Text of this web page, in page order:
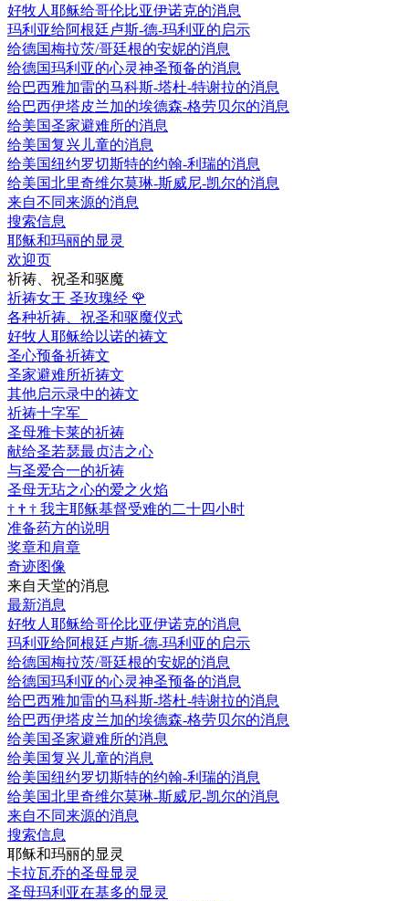
好牧人耶稣给哥伦比亚伊诺克的消息
玛利亚给阿根廷卢斯-德-玛利亚的启示
给德国梅拉茨/哥廷根的安妮的消息
给德国玛利亚的心灵神圣预备的消息
给巴西雅加雷的马科斯-塔杜-特谢拉的消息
给巴西伊塔皮兰加的埃德森-格劳贝尔的消息
给美国圣家避难所的消息
给美国复兴儿童的消息
给美国纽约罗切斯特的约翰-利瑞的消息
给美国北里奇维尔莫琳-斯威尼-凯尔的消息
来自不同来源的消息
搜索信息
耶稣和玛丽的显灵
欢迎页
祈祷、祝圣和驱魔
祈祷女王 圣玫瑰经 🌹
各种祈祷、祝圣和驱魔仪式
好牧人耶稣给以诺的祷文
圣心预备祈祷文
圣家避难所祈祷文
其他启示录中的祷文
祈祷十字军
圣母雅卡莱的祈祷
献给圣若瑟最贞洁之心
与圣爱合一的祈祷
圣母无玷之心的爱之火焰
† † † 我主耶稣基督受难的二十四小时
准备药方的说明
奖章和肩章
奇迹图像
来自天堂的消息
最新消息
好牧人耶稣给哥伦比亚伊诺克的消息
玛利亚给阿根廷卢斯-德-玛利亚的启示
给德国梅拉茨/哥廷根的安妮的消息
给德国玛利亚的心灵神圣预备的消息
给巴西雅加雷的马科斯-塔杜-特谢拉的消息
给巴西伊塔皮兰加的埃德森-格劳贝尔的消息
给美国圣家避难所的消息
给美国复兴儿童的消息
给美国纽约罗切斯特的约翰-利瑞的消息
给美国北里奇维尔莫琳-斯威尼-凯尔的消息
来自不同来源的消息
搜索信息
耶稣和玛丽的显灵
卡拉瓦乔的圣母显灵
圣母玛利亚在基多的显灵